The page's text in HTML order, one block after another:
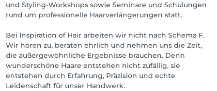
und Styling-Workshops sowie Seminare und Schulungen
rund um professionelle Haarverlängerungen statt.
Bei Inspiration of Hair arbeiten wir nicht nach Schema F.
Wir hören zu, beraten ehrlich und nehmen uns die Zeit,
die außergewöhnliche Ergebnisse brauchen. Denn
wunderschöne Haare entstehen nicht zufällig, sie
entstehen durch Erfahrung, Präzision und echte
Leidenschaft für unser Handwerk.